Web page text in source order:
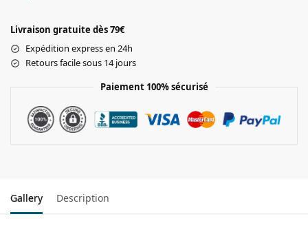
Livraison gratuite dès 79€
Expédition express en 24h
Retours facile sous 14 jours
Paiement 100% sécurisé
Gallery Description